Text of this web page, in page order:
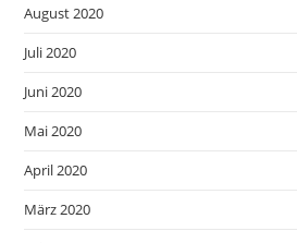
August 2020
Juli 2020
Juni 2020
Mai 2020
April 2020
März 2020